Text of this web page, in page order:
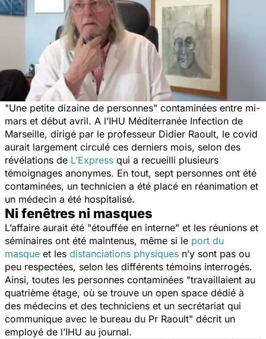
"Une petite dizaine de personnes" contaminées entre mi-
mars et début avril. A l’IHU Méditerranée Infection de
Marseille, dirigé par le professeur Didier Raoult, le covid
aurait largement circulé ces derniers mois, selon des
révélations de L’Express qui a recueilli plusieurs
témoignages anonymes. En tout, sept personnes ont été
contaminées, un technicien a été placé en réanimation et
un médecin a été hospitalisé.
Ni fenêtres ni masques
L’affaire aurait été "étouffée en interne" et les réunions et
séminaires ont été maintenus, même si le port du
masque et les distanciations physiques n’y sont pas ou
peu respectées, selon les différents témoins interrogés.
Ainsi, toutes les personnes contaminées "travaillaient au
quatrième étage, où se trouve un open space dédié à
des médecins et des techniciens et un secrétariat qui
communique avec le bureau du Pr Raoult" décrit un
employé de l’IHU au journal.